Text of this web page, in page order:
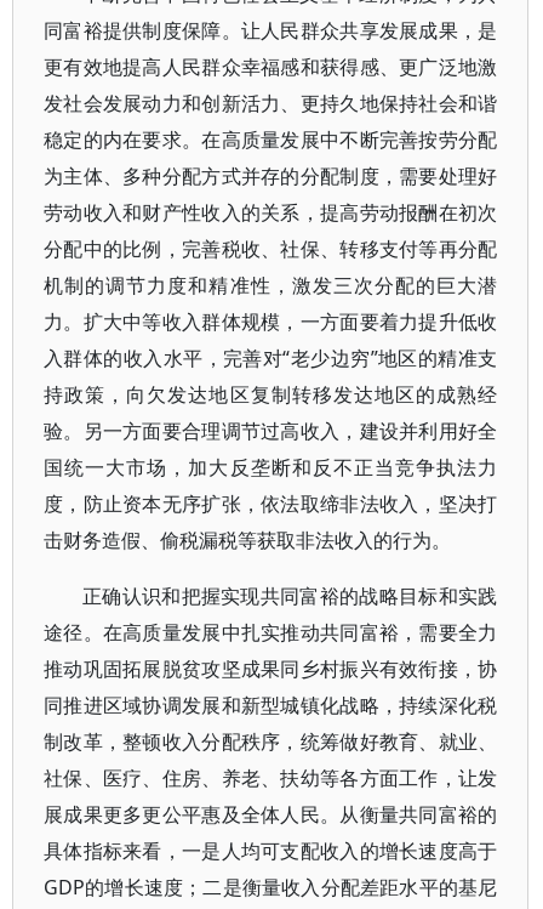
同富裕提供制度保障。让人民群众共享发展成果，是
更有效地提高人民群众幸福感和获得感、更广泛地激
发社会发展动力和创新活力、更持久地保持社会和谐
稳定的内在要求。在高质量发展中不断完善按劳分配
为主体、多种分配方式并存的分配制度，需要处理好
劳动收入和财产性收入的关系，提高劳动报酬在初次
分配中的比例，完善税收、社保、转移支付等再分配
机制的调节力度和精准性，激发三次分配的巨大潜
力。扩大中等收入群体规模，一方面要着力提升低收
入群体的收入水平，完善对“老少边穷”地区的精准支
持政策，向欠发达地区复制转移发达地区的成熟经
验。另一方面要合理调节过高收入，建设并利用好全
国统一大市场，加大反垄断和反不正当竞争执法力
度，防止资本无序扩张，依法取缔非法收入，坚决打
击财务造假、偷税漏税等获取非法收入的行为。
正确认识和把握实现共同富裕的战略目标和实践
途径。在高质量发展中扎实推动共同富裕，需要全力
推动巩固拓展脱贫攻坚成果同乡村振兴有效衔接，协
同推进区域协调发展和新型城镇化战略，持续深化税
制改革，整顿收入分配秩序，统筹做好教育、就业、
社保、医疗、住房、养老、扶幼等各方面工作，让发
展成果更多更公平惠及全体人民。从衡量共同富裕的
具体指标来看，一是人均可支配收入的增长速度高于
GDP的增长速度；二是衡量收入分配差距水平的基尼